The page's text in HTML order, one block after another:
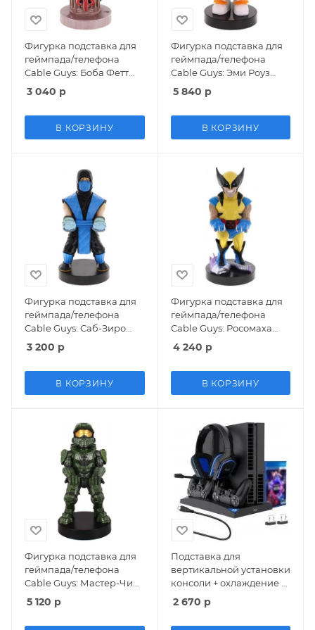
Фигурка подставка для
геймпада/телефона
Cable Guys: Боба Фетт
(Boba Fett) Звездные
Войны (Star Wars)
3 040 р
В КОРЗИНУ
Фигурка подставка для
геймпада/телефона
Cable Guys: Эми Роуз
(Amy Rose) Ёж Соник
(Sonic the Hedgehog)
5 840 р
В КОРЗИНУ
Фигурка подставка для
геймпада/телефона
Cable Guys: Саб-Зиро
(Sub-Zero) Мортал
Комбат (Mortal Kombat)
3 200 р
В КОРЗИНУ
Фигурка подставка для
геймпада/телефона
Cable Guys: Росомаха
(Wolverine) Марвел:
Люди Икс (Marvel: X-
4 240 р
В КОРЗИНУ
Фигурка подставка для
геймпада/телефона
Cable Guys: Мастер-Чиф
(Master Chief) Хало (Halo)
(CGCRHA300149) 20 см
5 120 р
Подставка для
вертикальной установки
консоли + охлаждение +
зарядная станция для 2-
х геймпадов + держатель
2 670 р